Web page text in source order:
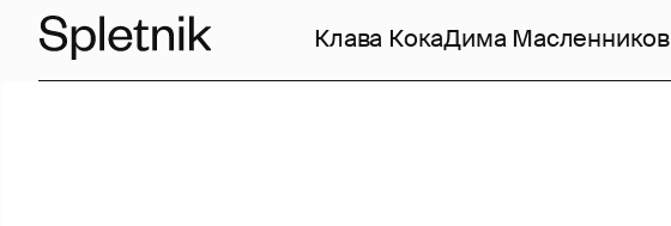
Клава КокаДима Масленников